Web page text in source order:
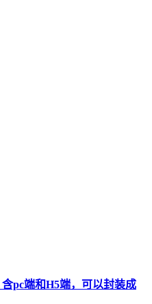
pc端和H5端，可以封装成